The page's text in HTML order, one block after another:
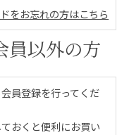
不定休
をお忘れの方はこちら
員以外の方
員登録を行ってくだ
おくと便利にお買い